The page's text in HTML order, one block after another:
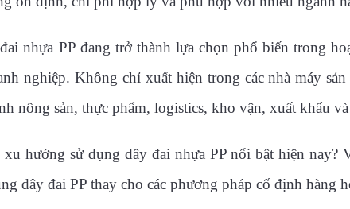
nhựa PP đang trở thành lựa chọn phổ biến trong
nghiệp. Không chỉ xuất hiện trong các nhà máy
nông sản, thực phẩm, logistics, kho vận, xuất khẩu
hướng sử dụng dây đai nhựa PP nổi bật hiện nay?
dây đai PP thay cho các phương pháp cố định hàng